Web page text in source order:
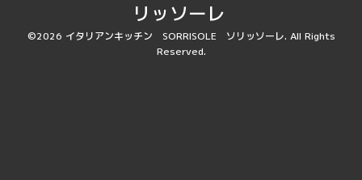
リッソーレ
©2026 イタリアンキッチン SORRISOLE ソリッソーレ. All Rights
Reserved.